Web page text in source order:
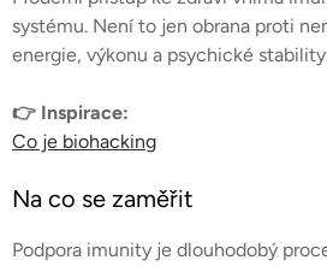
systému. Není to jen obrana proti
energie, výkonu a psychické
👉 Inspirace:
Co je biohacking
Na co se zaměřit
Podpora imunity je dlouhodobý